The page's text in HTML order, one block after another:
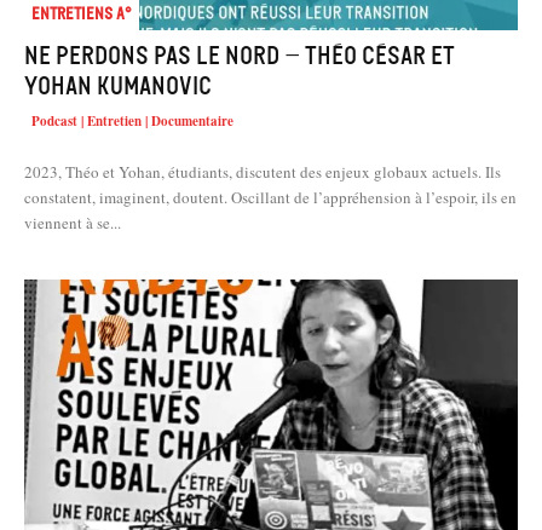
Entretiens A°
Ne Perdons pas le nord – Théo César et
Yohan Kumanovic
Podcast | Entretien | Documentaire
2023, Théo et Yohan, étudiants, discutent des enjeux globaux actuels. Ils
constatent, imaginent, doutent. Oscillant de l’appréhension à l’espoir, ils en
viennent à se...